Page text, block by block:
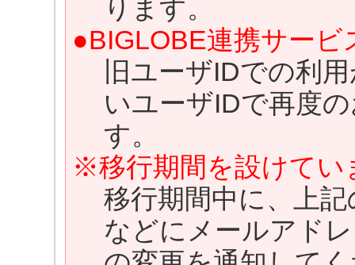
ります。
●BIGLOBE連携サービ
旧ユーザIDでの利
いユーザIDで再度
す。
※移行期間を設けてい
移行期間中に、上
などにメールアド